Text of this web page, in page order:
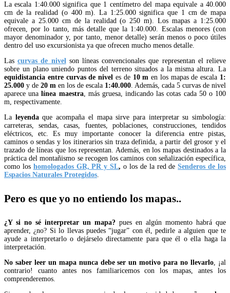
La escala 1:40.000 significa que 1 centímetro del mapa equivale a 40.000
cm de la realidad (o 400 m). La 1:25.000 significa que 1 cm de mapa
equivale a 25.000 cm de la realidad (o 250 m). Los mapas a 1:25.000
ofrecen, por lo tanto, más detalle que la 1:40.000. Escalas menores (con
mayor denominador y, por tanto, menor detalle) serán menos o poco útiles
dentro del uso excursionista ya que ofrecen mucho menos detalle.
Lascurvas de nivelson líneas convencionales que representan el relieve
sobre un plano uniendo puntos del terreno situados a la misma altura. La
equidistancia entre curvas de nivel es de10 m en los mapas de escala 1:
25.000 y de 20 m en los de escala 1:40.000. Además, cada 5 curvas de nivel
aparece una línea maestra, más gruesa, indicando las cotas cada 50 o 100
m, respectivamente.
La leyendaque acompaña el mapa sirve para interpretar su simbología:
carreteras, sendas, casas, fuentes, poblaciones, construcciones, tendidos
eléctricos, etc. Es muy importante conocer la diferencia entre pistas,
caminos o sendas y los itinerarios sin traza definida, a partir del grosor y el
trazado de líneas que los representan. Además, en los mapas destinados a la
práctica del montañismo se recogen los caminos con señalización específica,
como los homologados GR, PR y SL, o los de la red deSenderos de los
Espacios Naturales Protegidos.
Pero es que yo no entiendo los mapas..
¿Y si no sé interpretar un mapa? pues en algún momento habrá que
aprender, ¿no? Si lo llevas puedes “jugar” con él, pedirle a alguien que te
ayude a interpretarlo o dejárselo directamente para que él o ella haga la
interpretación.
No saber leer un mapa nunca debe ser un motivo para no llevarlo, ¡al
contrario! cuanto antes nos familiaricemos con los mapas, antes los
comprenderemos.